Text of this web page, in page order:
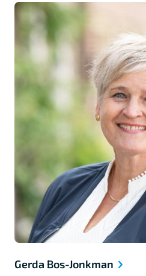
Gerda Bos-Jonkman